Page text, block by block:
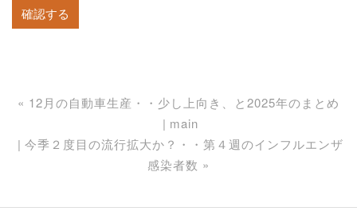
« 12月の自動車生産・・少し上向き、と2025年のまとめ
main
今季２度目の流行拡大か？・・第４週のインフルエンザ
感染者数 »